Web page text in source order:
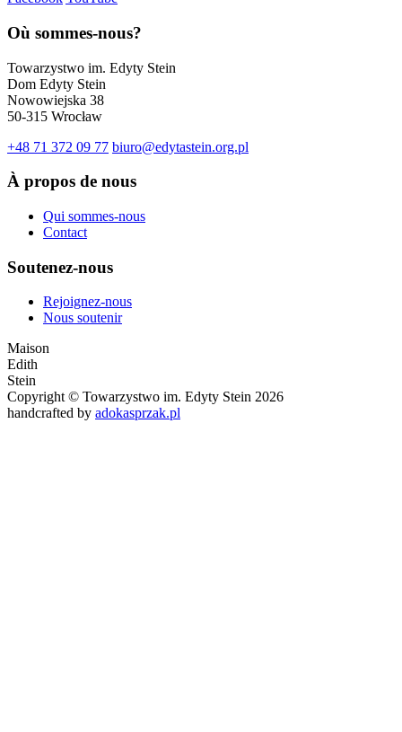
Où sommes-nous?
Towarzystwo im. Edyty Stein
Dom Edyty Stein
Nowowiejska 38
50-315 Wrocław
+48 71 372 09 77 biuro@edytastein.org.pl
À propos de nous
Qui sommes-nous
Contact
Soutenez-nous
Rejoignez-nous
Nous soutenir
Maison
Edith
Stein
Copyright © Towarzystwo im. Edyty Stein 2026
handcrafted by adokasprzak.pl